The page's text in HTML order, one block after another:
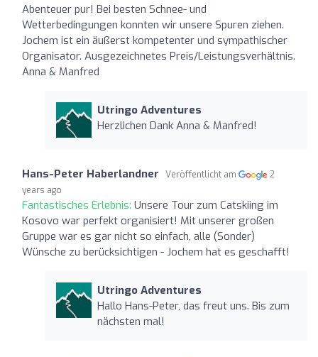
Abenteuer pur! Bei besten Schnee- und
Wetterbedingungen konnten wir unsere Spuren ziehen.
Jochem ist ein äußerst kompetenter und sympathischer
Organisator. Ausgezeichnetes Preis/Leistungsverhältnis.
Anna & Manfred
Utringo Adventures
Herzlichen Dank Anna & Manfred!
Hans-Peter Haberlandner Veröffentlicht am
2
years ago
Fantastisches Erlebnis: Unsere Tour zum Catskiing im
Kosovo war perfekt organisiert! Mit unserer großen
Gruppe war es gar nicht so einfach, alle (Sonder)
Wünsche zu berücksichtigen - Jochem hat es geschafft!
Utringo Adventures
Hallo Hans-Peter, das freut uns. Bis zum
nächsten mal!